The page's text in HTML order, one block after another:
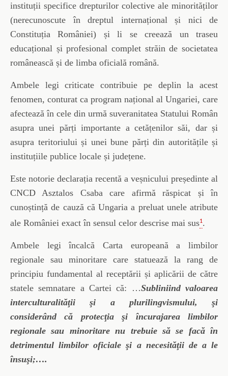
instituții specifice drepturilor colective ale minorităților
(nerecunoscute în dreptul internațional și nici de
Constituția României) și li se creează un traseu
educațional și profesional complet străin de societatea
românească și de limba oficială română.
Ambele legi criticate contribuie pe deplin la acest
fenomen, conturat ca program național al Ungariei, care
afectează în cele din urmă suveranitatea Statului Român
asupra unei părți importante a cetățenilor săi, dar și
asupra teritoriului și unei bune părți din autoritățile și
instituțiile publice locale și județene.
Este notorie declarația recentă a veșnicului președinte al
CNCD Asztalos Csaba care afirmă răspicat și în
cunoștință de cauză că Ungaria a preluat unele atribute
ale României exact în sensul celor descrise mai sus1.
Ambele legi încalcă Carta europeană a limbilor
regionale sau minoritare care statuează la rang de
principiu fundamental al receptării și aplicării de către
statele semnatare a Cartei că: …Subliniind valoarea
interculturalităţii şi a plurilingvismului, şi
considerând că protecţia şi încurajarea limbilor
regionale sau minoritare nu trebuie să se facă în
detrimentul limbilor oficiale şi a necesităţii de a le
însuşi;….